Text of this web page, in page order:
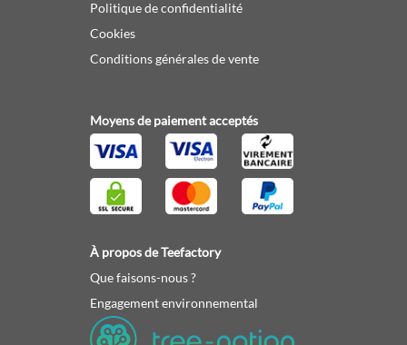
Politique de confidentialité
Cookies
Conditions générales de vente
Moyens de paiement acceptés
À propos de Teefactory
Que faisons-nous ?
Engagement environnemental